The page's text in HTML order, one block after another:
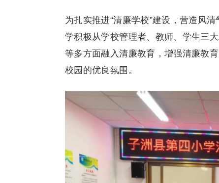
为扎实推进“清廉学校”建设，营造风
学积极从学校管理者、教师、学生三
等多方面融入清廉教育，增强清廉教
校园的优良氛围。